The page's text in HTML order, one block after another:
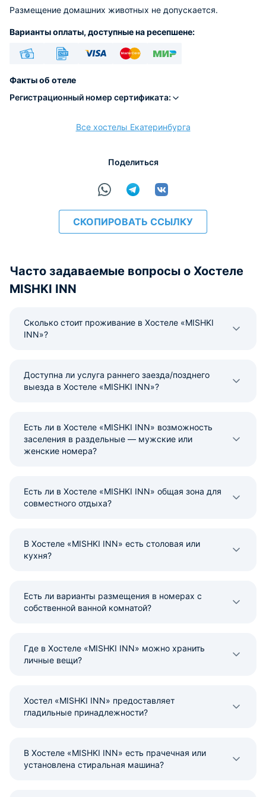
Размещение домашних животных не допускается.
Варианты оплаты, доступные на ресепшене:
Факты об отеле
Регистрационный номер сертификата:
Все хостелы Екатеринбурга
Поделиться
СКОПИРОВАТЬ ССЫЛКУ
Часто задаваемые вопросы о Хостеле
MISHKI INN
Сколько стоит проживание в Хостеле «MISHKI
INN»?
Доступна ли услуга раннего заезда/позднего
выезда в Хостеле «MISHKI INN»?
Есть ли в Хостеле «MISHKI INN» возможность
заселения в раздельные — мужские или
женские номера?
Есть ли в Хостеле «MISHKI INN» общая зона для
совместного отдыха?
В Хостеле «MISHKI INN» есть столовая или
кухня?
Есть ли варианты размещения в номерах с
собственной ванной комнатой?
Где в Хостеле «MISHKI INN» можно хранить
личные вещи?
Хостел «MISHKI INN» предоставляет
гладильные принадлежности?
В Хостеле «MISHKI INN» есть прачечная или
установлена стиральная машина?